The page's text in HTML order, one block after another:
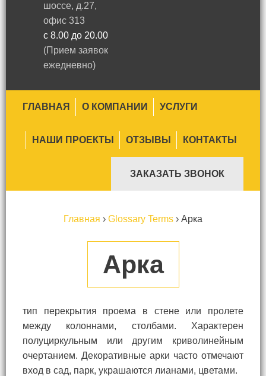
шоссе, д.27,
офис 313
с 8.00 до 20.00
(Прием заявок
ежедневно)
ГЛАВНАЯ О КОМПАНИИ УСЛУГИ
НАШИ ПРОЕКТЫ ОТЗЫВЫ КОНТАКТЫ
ЗАКАЗАТЬ ЗВОНОК
Главная › Glossary Terms › Арка
Арка
тип перекрытия проема в стене или пролете
между колоннами, столбами. Характерен
полуциркульным или другим криволинейным
очертанием. Декоративные арки часто отмечают
вход в сад, парк, украшаются лианами, цветами.